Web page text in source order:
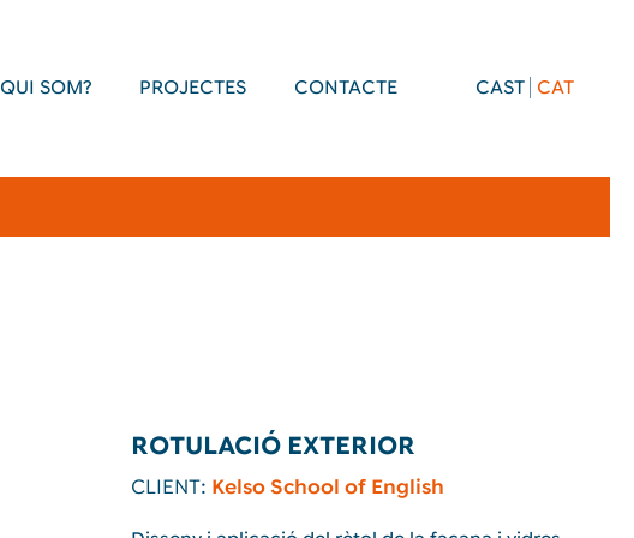
QUI SOM? PROJECTES CONTACTE CAST CAT
ROTULACIÓ EXTERIOR
CLIENT: Kelso School of English